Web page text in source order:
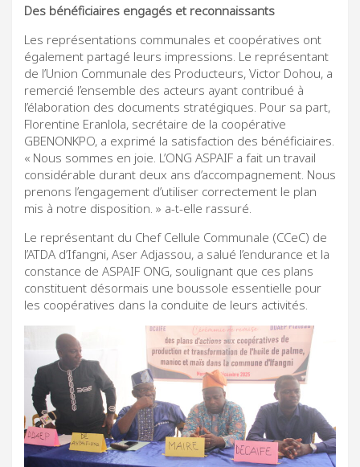
Des bénéficiaires engagés et reconnaissants
Les représentations communales et coopératives ont
également partagé leurs impressions. Le représentant
de l’Union Communale des Producteurs, Victor Dohou, a
remercié l’ensemble des acteurs ayant contribué à
l’élaboration des documents stratégiques. Pour sa part,
Florentine Eranlola, secrétaire de la coopérative
GBENONKPO, a exprimé la satisfaction des bénéficiaires.
« Nous sommes en joie. L’ONG ASPAIF a fait un travail
considérable durant deux ans d’accompagnement. Nous
prenons l’engagement d’utiliser correctement le plan
mis à notre disposition. » a-t-elle rassuré.
Le représentant du Chef Cellule Communale (CCeC) de
l’ATDA d’Ifangni, Aser Adjassou, a salué l’endurance et la
constance de ASPAIF ONG, soulignant que ces plans
constituent désormais une boussole essentielle pour
les coopératives dans la conduite de leurs activités.